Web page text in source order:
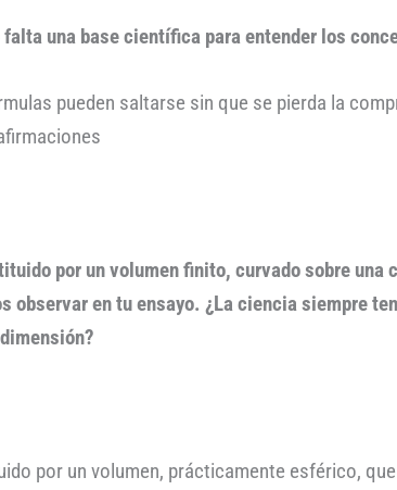
una base científica para entender los
pueden saltarse sin que se pierda la
por un volumen finito, curvado sobre una
observar en tu ensayo. ¿La ciencia siempre
por un volumen, prácticamente esférico,